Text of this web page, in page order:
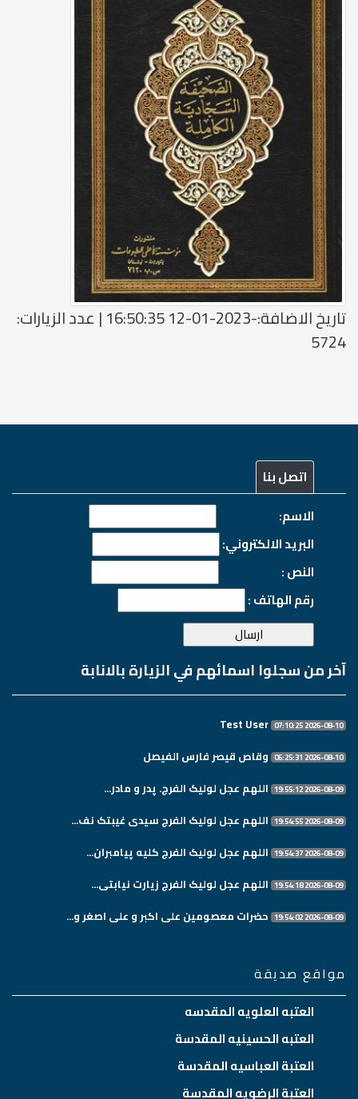
تاريخ الاضافة:-2023-01-12 16:50:35 | عدد الزيارات:
5724
اتصل بنا
الاسم:
البريد الالكتروني:
النص :
رقم الهاتف :
آخر من سجلوا اسمائهم في الزيارة بالانابة
2026-08-10 07:10:25
Test User
2026-08-10 06:25:31 وقاص قيصر فارس الفيصل
2026-08-09 19:55:12 اللهم عجل لولیک الفرج. پدر و مادر...
2026-08-09 19:54:55 اللهم عجل لولیک الفرج سیدی غیبتک نف...
2026-08-09 19:54:37 اللهم عجل لولیک الفرج کلیه پیامبران...
2026-08-09 19:54:18 اللهم عجل لولیک الفرج زیارت نیابتی...
2026-08-09 19:54:02 حضرات معصومین علی اکبر و علی اصغر و...
مواقع صديقة
العتبه العلويه المقدسه
العتبه الحسينيه المقدسة
العتبة العباسيه المقدسة
العتبة الرضويه المقدسة